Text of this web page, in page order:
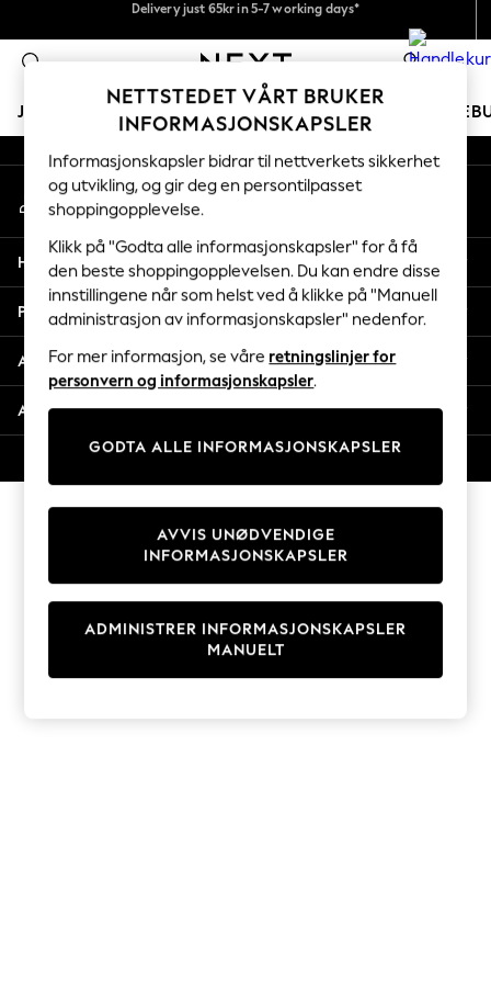
Vi betaler alle tollavgifter
Fleksible og sikre betalinger med Klarna
0
JENTER GUTTER BABY KVINNER MENN
GIRLS
New In
50 - 92cm
98 - 110cm
116 - 134cm
140 - 174cm
Trending: Top & Short Sets
Trending: Clogs
Toy Story
THE SET
Coats & Jackets
Sweatshirts & Hoodies
Knitwear
Cardigans
Dresses
Sets & Outfits
T-Shirts
Våre sosiale nettverk
Min konto
Logg inn på kontoen din
Hjelp
Personvern & Juridisk
Avdelinger
Andre tjenester
NETTSTEDET VÅRT BRUKER
INFORMASJONSKAPSLER
Informasjonskapsler bidrar til nettverkets sikkerhet
og utvikling, og gir deg en persontilpasset
shoppingopplevelse.
Klikk på "Godta alle informasjonskapsler" for å få
den beste shoppingopplevelsen. Du kan endre disse
innstillingene når som helst ved å klikke på "Manuell
administrasjon av informasjonskapsler" nedenfor.
For mer informasjon, se våre retningslinjer for
personvern og informasjonskapsler.
GODTA ALLE INFORMASJONSKAPSLER
ADMINISTRER INFORMASJONSKAPSLER
MANUELT
AVVIS UNØDVENDIGE
INFORMASJONSKAPSLER